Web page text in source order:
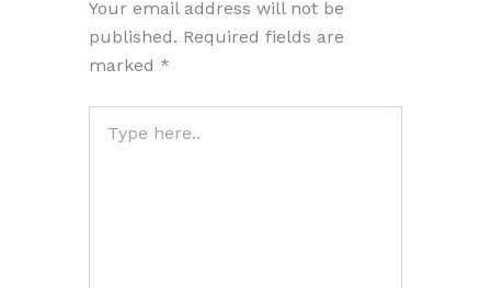
Your email address will not be
published. Required fields are
marked *
here..